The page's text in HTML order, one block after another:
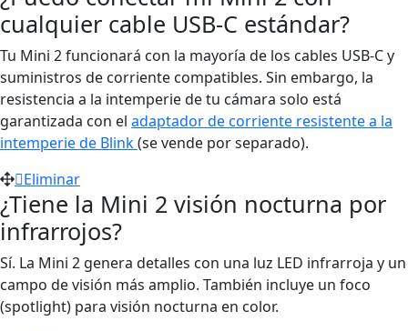
cualquier cable USB-C estándar?
Tu Mini 2 funcionará con la mayoría de los cables USB-C y
suministros de corriente compatibles. Sin embargo, la
resistencia a la intemperie de tu cámara solo está
garantizada con el adaptador de corriente resistente a la
intemperie de Blink(se vende por separado).
Eliminar
¿Tiene la Mini 2 visión nocturna por
infrarrojos?
Sí. La Mini 2 genera detalles con una luz LED infrarroja y un
campo de visión más amplio. También incluye un foco
(spotlight) para visión nocturna en color.